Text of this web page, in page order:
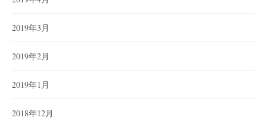
2019年3月
2019年2月
2019年1月
2018年12月